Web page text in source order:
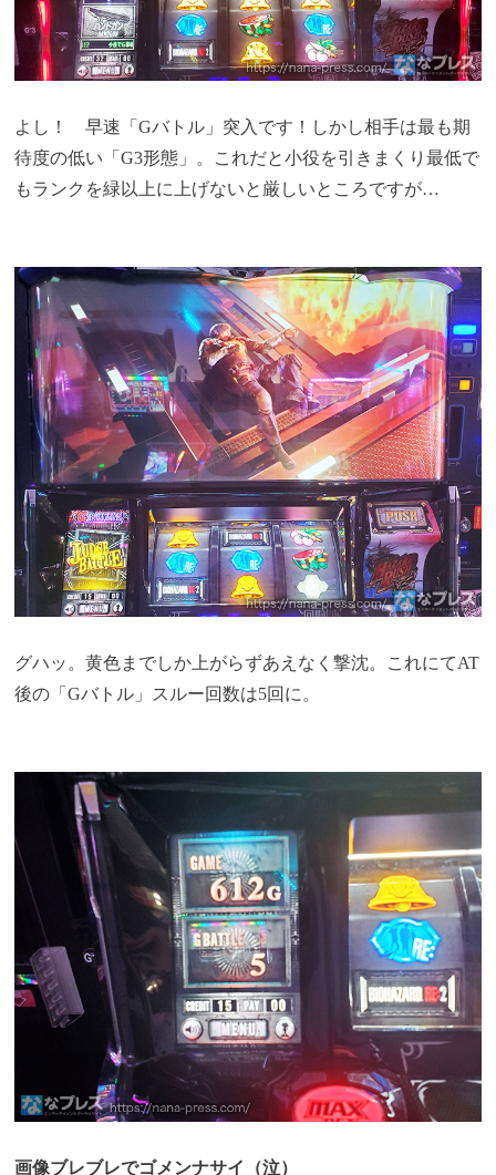
よし！ 早速「Gバトル」突入です！しかし相手は最も期
待度の低い「G3形態」。これだと小役を引きまくり最低で
もランクを緑以上に上げないと厳しいところですが…
グハッ。黄色までしか上がらずあえなく撃沈。これにてAT
後の「Gバトル」スルー回数は5回に。
画像ブレブレでゴメンナサイ（泣）